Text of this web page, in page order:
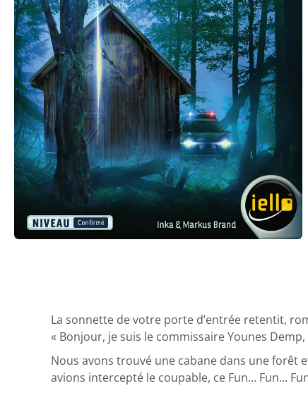
La sonnette de votre porte d’entrée retentit,
« Bonjour, je suis le commissaire Younes
Nous avons trouvé une cabane dans une forêt
avions intercepté le coupable, ce Fun… Fun…